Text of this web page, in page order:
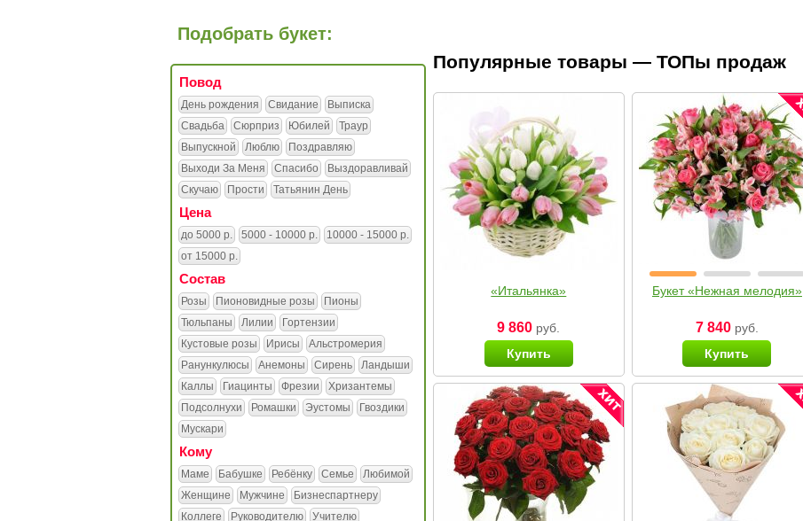
Подобрать букет:
Повод
День рождения Свидание
Выписка
Свадьба
Сюрприз Юбилей
Траур
Выпускной
Люблю
Поздравляю
Выходи За Меня
Спасибо
Выздоравливай
Скучаю
Прости Татьянин День
Цена
до 5000 р. 5000 - 10000 р.
10000 - 15000 р.
от 15000 р.
Состав
Розы Пионовидные розы
Пионы
Тюльпаны
Лилии
Гортензии
Кустовые розы
Ирисы
Альстромерия
Ранункулюсы
Анемоны Сирень
Ландыши
Каллы
Гиацинты Фрезии
Хризантемы
Подсолнухи
Ромашки Эустомы
Гвоздики
Мускари
Кому
Маме Бабушке Ребёнку Семье
Любимой
Женщине
Мужчине
Бизнеспартнеру
Коллеге
Руководителю Учителю
Популярные товары — ТОПы продаж
«Итальянка»
9 860 руб.
Купить
Букет «Нежная мелодия»
7 840руб.
Купить